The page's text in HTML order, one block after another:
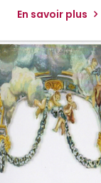
En savoir plus